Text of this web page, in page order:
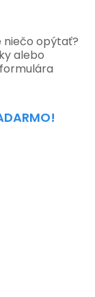
niečo opýtať?
alebo